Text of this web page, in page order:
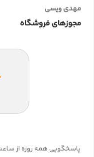
مهدی ویسی
مجوزهای فروشگاه